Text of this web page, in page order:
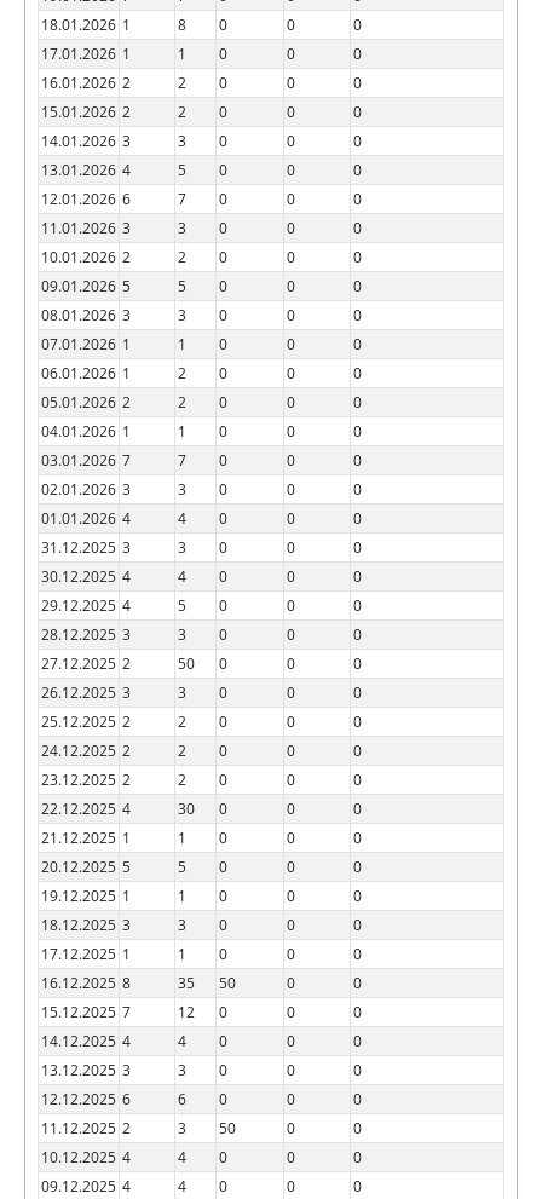
18.01.2026 1 8 0 0
0
17.01.2026 1 1 0 0
0
16.01.2026 2 2 0 0
0
15.01.2026 2 2 0 0
0
14.01.2026 3 3 0 0
0
13.01.2026 4 5 0 0
0
12.01.2026 6 7 0 0
0
11.01.2026 3 3 0 0
0
10.01.2026 2 2 0 0
0
09.01.2026 5 5 0 0
0
08.01.2026 3 3 0 0
0
07.01.2026 1 1 0 0
0
06.01.2026 1 2 0 0
0
05.01.2026 2 2 0 0
0
04.01.2026 1 1 0 0
0
03.01.2026 7 7 0 0
0
02.01.2026 3 3 0 0
0
01.01.2026 4 4 0 0
0
31.12.2025 3 3 0 0
0
30.12.2025 4 4 0 0
0
29.12.2025 4 5 0 0
0
28.12.2025 3 3 0 0
0
27.12.2025 2 50 0 0
0
26.12.2025 3 3 0 0
0
25.12.2025 2 2 0 0
0
24.12.2025 2 2 0 0
0
23.12.2025 2 2 0 0
0
22.12.2025 4 30 0 0
0
21.12.2025 1 1 0 0
0
20.12.2025 5 5 0 0
0
19.12.2025 1 1 0 0
0
18.12.2025 3 3 0 0
0
17.12.2025 1 1 0 0
0
16.12.2025 8 35 50 0
0
15.12.2025 7 12 0 0
0
14.12.2025 4 4 0 0
0
13.12.2025 3 3 0 0
0
12.12.2025 6 6 0 0
0
11.12.2025 2 3 50 0
0
10.12.2025 4 4 0 0
0
09.12.2025 4 4 0 0
0